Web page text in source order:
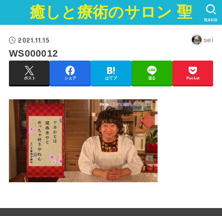
癒しと療術のサロン 聖 SEARCH
2021.11.15 sei
WS000012
ポスト シェア はてブ 送る Pocket